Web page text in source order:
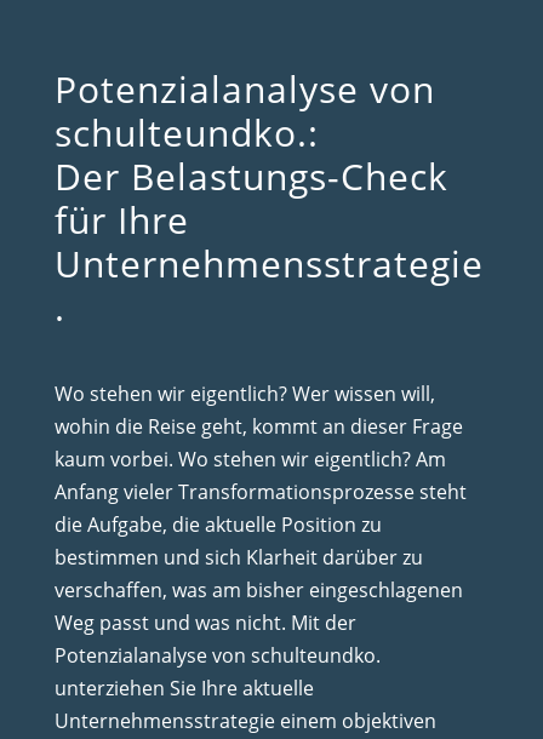
Potenzialanalyse von
schulteundko.:
Der Belastungs-Check
für Ihre
Unternehmensstrategie
.
Wo stehen wir eigentlich? Wer wissen will,
wohin die Reise geht, kommt an dieser Frage
kaum vorbei. Wo stehen wir eigentlich? Am
Anfang vieler Transformationsprozesse steht
die Aufgabe, die aktuelle Position zu
bestimmen und sich Klarheit darüber zu
verschaffen, was am bisher eingeschlagenen
Weg passt und was nicht. Mit der
Potenzialanalyse von schulteundko.
unterziehen Sie Ihre aktuelle
Unternehmensstrategie einem objektiven